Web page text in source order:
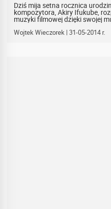
Dziś mija setna rocznica
kompozytora, Akiry Ifukube,
muzyki filmowej dzięki swojej
Wojtek Wieczorek | 31-05-2014 r.